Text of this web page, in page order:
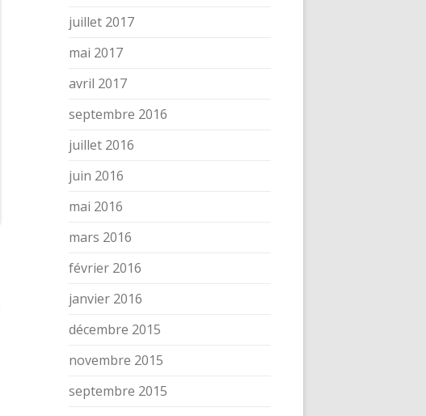
juillet 2017
mai 2017
avril 2017
septembre 2016
juillet 2016
juin 2016
mai 2016
mars 2016
février 2016
janvier 2016
décembre 2015
novembre 2015
septembre 2015